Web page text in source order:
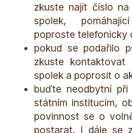
zkuste najít číslo
spolek,
poproste telefonicky
pokud se podařilo
zkuste kontaktovat
spolek a poprosit o
buďte neodbytní při
státním institucím,
povinnost se o
postarat. I dále se